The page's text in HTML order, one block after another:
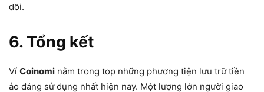
dõi.
6. Tổng kết
Ví Coinomi nằm trong top những phương tiện lưu trữ tiền
ảo đáng sử dụng nhất hiện nay. Một lượng lớn người giao